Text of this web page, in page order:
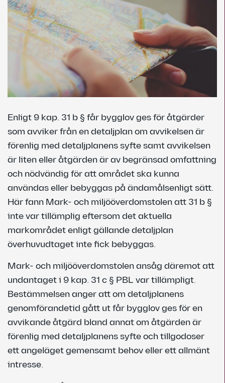
Enligt 9 kap. 31 b § får bygglov ges för åtgärder
som avviker från en detaljplan om avvikelsen är
förenlig med detaljplanens syfte samt avvikelsen
är liten eller åtgärden är av begränsad omfattning
och nödvändig för att området ska kunna
användas eller bebyggas på ändamålsenligt sätt.
Här fann Mark- och miljööverdomstolen att 31 b §
inte var tillämplig eftersom det aktuella
markområdet enligt gällande detaljplan
överhuvudtaget inte fick bebyggas.
Mark- och miljööverdomstolen ansåg däremot att
undantaget i 9 kap. 31 c § PBL var tillämpligt.
Bestämmelsen anger att om detaljplanens
genomförandetid gått ut får bygglov ges för en
avvikande åtgärd bland annat om åtgärden är
förenlig med detaljplanens syfte och tillgodoser
ett angeläget gemensamt behov eller ett allmänt
intresse.